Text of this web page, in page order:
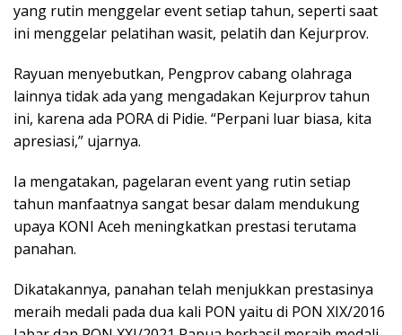
yang rutin menggelar event setiap tahun, seperti saat
ini menggelar pelatihan wasit, pelatih dan Kejurprov.
Rayuan menyebutkan, Pengprov cabang olahraga
lainnya tidak ada yang mengadakan Kejurprov tahun
ini, karena ada PORA di Pidie. “Perpani luar biasa, kita
apresiasi,” ujarnya.
Ia mengatakan, pagelaran event yang rutin setiap
tahun manfaatnya sangat besar dalam mendukung
upaya KONI Aceh meningkatkan prestasi terutama
panahan.
Dikatakannya, panahan telah menjukkan prestasinya
meraih medali pada dua kali PON yaitu di PON XIX/2016